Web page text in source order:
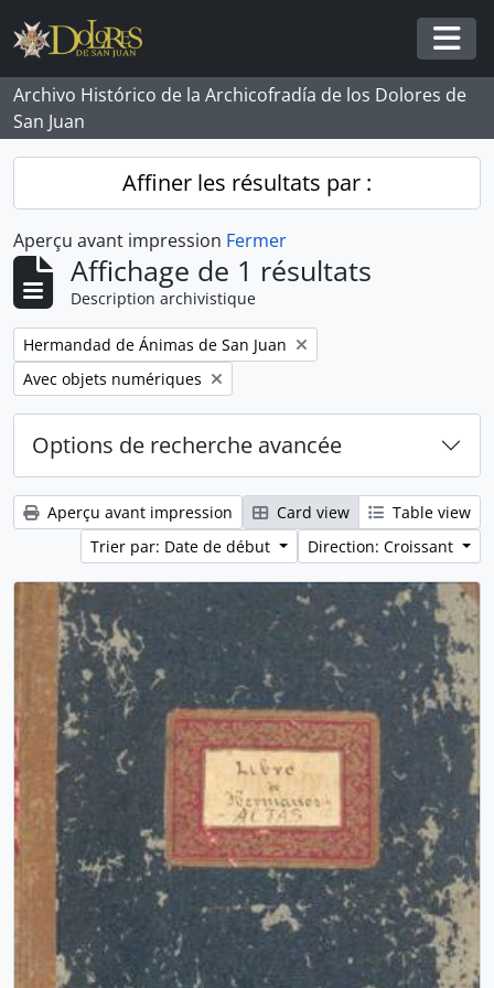
Skip to main content
Archivo Histórico de la Archicofradía de los Dolores de
San Juan
Affiner les résultats par :
Aperçu avant impression Fermer
Affichage de 1 résultats
Description archivistique
Remove filter:
Hermandad de Ánimas de San Juan
Remove filter:
Avec objets numériques
Options de recherche avancée
Aperçu avant impression Card view
Table view
Trier par: Date de début
Direction: Croissant